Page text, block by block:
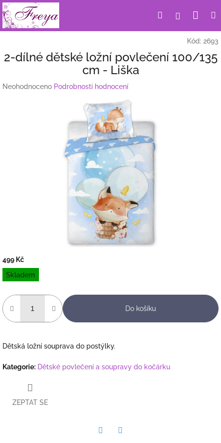
Přejít
na
obsah
HledatPřihlášení
Kód: 2693
2-dílné dětské ložní povlečení 100/135
cm - Liška
Průměrné
Neohodnoceno Podrobnosti hodnocení
499 Kč
Měrná
cena:
Skladem
Do košíku
Dětská ložní souprava do postýlky.
Kategorie: Dětské povlečení a soupravy do kočárku
ZEPTAT SE